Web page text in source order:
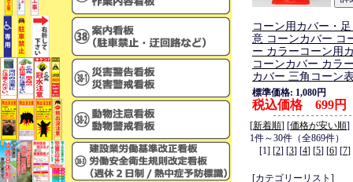
コーン用カバー・
意 コーンカバー コ
ー カラーコーン用
コーンカバー カラ
カバー 三角コーン
標準価格: 1,080円
税込価格 699円
[新着順] [価格が安い順]
1件～30件（全869件）
[1] [2] [3] [4] [5] [6] [7]
[カテゴリーリスト]